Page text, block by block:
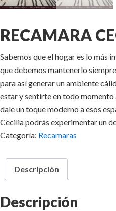
RECAMARA
Sabemos que el hogar es lo más
que debemos mantenerlo
para así generar un ambiente
estar y sentirte en todo
dale un toque moderno a esos
Cecilia podrás experimentar un
Categoría: Recamaras
Descripción
Descripción